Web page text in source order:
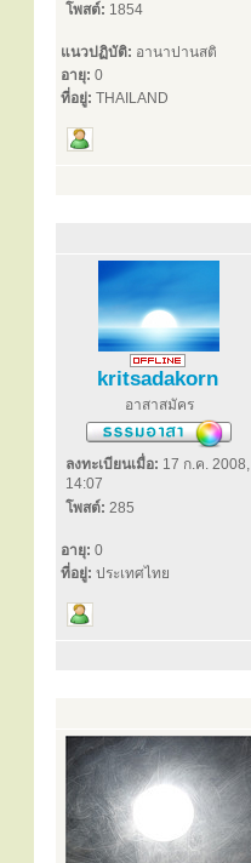
โพสต์: 1854
แนวปฏิบัติ: อานาปานสติ
อายุ: 0
ที่อยู่: THAILAND
kritsadakorn
อาสาสมัคร
ลงทะเบียนเมื่อ: 17 ก.ค. 2008,
14:07
โพสต์: 285
อายุ: 0
ที่อยู่: ประเทศไทย